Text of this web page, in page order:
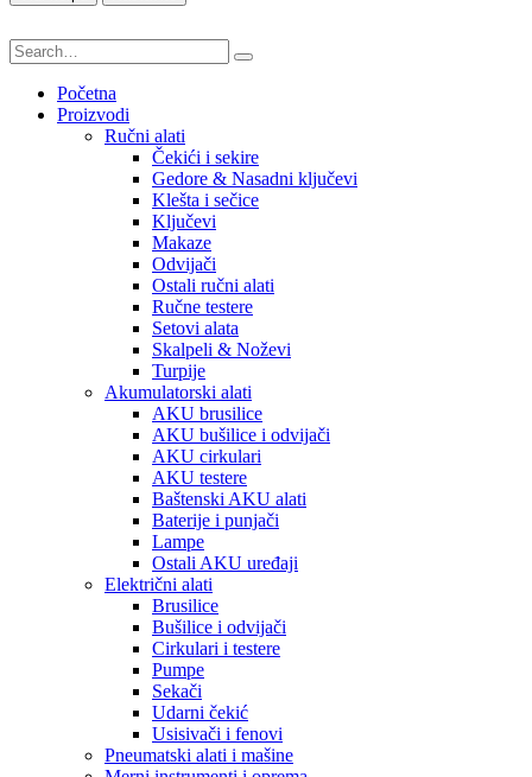
Početna
Proizvodi
Ručni alati
Čekići i sekire
Gedore & Nasadni ključevi
Klešta i sečice
Ključevi
Makaze
Odvijači
Ostali ručni alati
Ručne testere
Setovi alata
Skalpeli & Noževi
Turpije
Akumulatorski alati
AKU brusilice
AKU bušilice i odvijači
AKU cirkulari
AKU testere
Baštenski AKU alati
Baterije i punjači
Lampe
Ostali AKU uređaji
Električni alati
Brusilice
Bušilice i odvijači
Cirkulari i testere
Pumpe
Sekači
Udarni čekić
Usisivači i fenovi
Pneumatski alati i mašine